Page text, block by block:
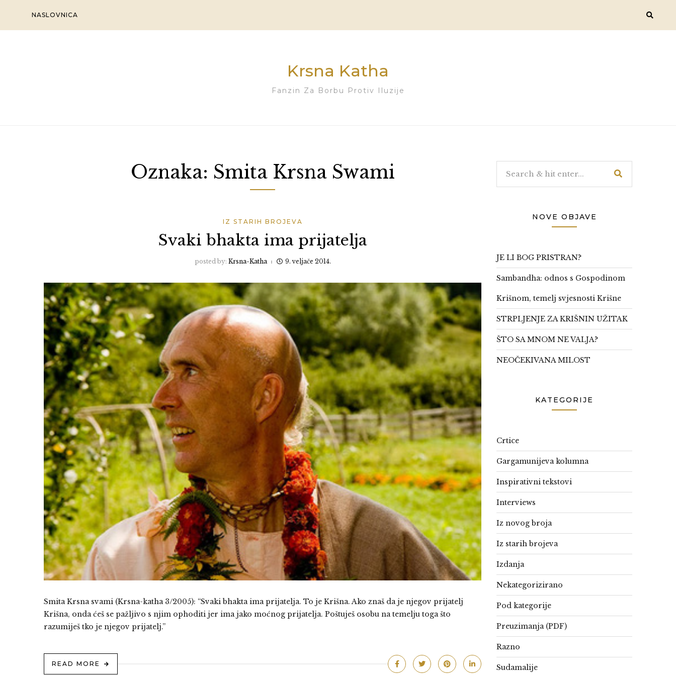
content
NASLOVNICA
Krsna Katha
Fanzin Za Borbu Protiv Iluzije
Oznaka: Smita Krsna Swami
IZ STARIH BROJEVA
Svaki bhakta ima prijatelja
posted by: Krsna-Katha 9. veljače 2014.
Smita Krsna svami (Krsna-katha 3/2005): “Svaki bhakta ima prijatelja. To je Krišna. Ako znaš da je njegov prijatelj
Krišna, onda ćeš se pažljivo s njim ophoditi jer ima jako moćnog prijatelja. Poštuješ osobu na temelju toga što
razumiješ tko je njegov prijatelj.”
READ MORE
NOVE OBJAVE
JE LI BOG PRISTRAN?
Sambandha: odnos s Gospodinom
Krišnom, temelj svjesnosti Krišne
STRPLJENJE ZA KRIŠNIN UŽITAK
ŠTO SA MNOM NE VALJA?
NEOČEKIVANA MILOST
KATEGORIJE
Crtice
Gargamunijeva kolumna
Inspirativni tekstovi
Interviews
Iz novog broja
Iz starih brojeva
Izdanja
Nekategorizirano
Pod kategorije
Preuzimanja (PDF)
Razno
Sudamalije